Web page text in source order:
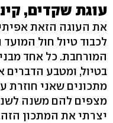
עוגת שקדים,
את העוגה הזאת
לכבוד טיול חול
המורחבת. כל אחד
בטיול, ומטבע
מתכונים שאני חוזרת
מצפים להם משנה
יצרתי את המתכון